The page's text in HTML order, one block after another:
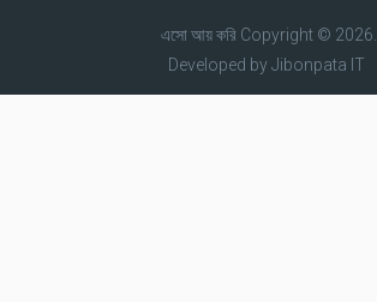
এসো আয় করিCopyright © 2026.
Developed byJibonpata IT